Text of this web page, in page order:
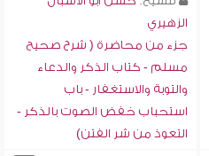
الزهيري
جزء من محاضرة ( شرح صحيح
مسلم - كتاب الذكر والدعاء
والتوبة والاستغفار - باب
استحباب خفض الصوت بالذكر -
التعوذ من شر الفتن)